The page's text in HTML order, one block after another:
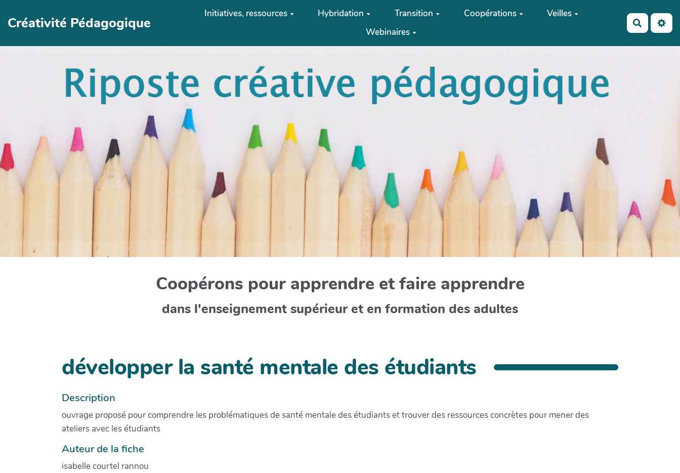
Créativité Pédagogique
Initiatives, ressources Hybridation Transition Coopérations
Veilles
Webinaires
Coopérons pour apprendre et faire apprendre
dans l'enseignement supérieur et en formation des adultes
développer la santé mentale des étudiants
Description
ouvrage proposé pour comprendre les problématiques de santé mentale des étudiants et trouver des ressources concrètes pour mener des
ateliers avec les étudiants
Auteur de la fiche
isabelle courtel rannou